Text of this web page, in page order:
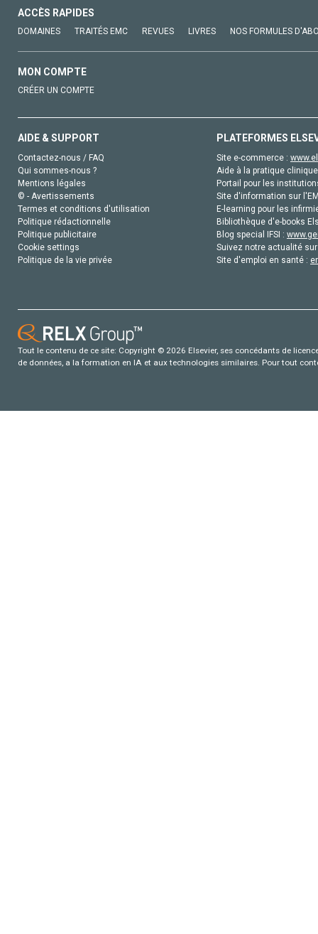
ACCÈS RAPIDES
DOMAINES TRAITÉS EMC REVUES LIVRES NOS FORMULES
MON COMPTE
CRÉER UN COMPTE
AIDE & SUPPORT
Contactez-nous / FAQ
Qui sommes-nous ?
Mentions légales
© - Avertissements
Termes et conditions d'utilisation
Politique rédactionnelle
Politique publicitaire
Cookie settings
Politique de la vie privée
PLATEFORMES
Site e-commerce :
Aide à la pratique
Portail pour les
Site d'information sur
E-learning pour les
Bibliothèque d'e-books
Blog special IFSI :
Suivez notre actualité
Site d'emploi en santé :
Tout le contenu de ce site: Copyright © 2026 Elsevier, ses concédants de
de données, a la formation en IA et aux technologies similaires. Pour tout